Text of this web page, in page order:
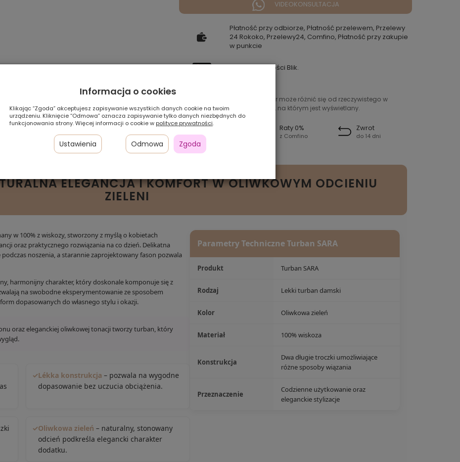
VIDEOKONSULTACJA
Płatność przy odbiorze, Płatność przelewem, Przelewy
24 Rokoko, Przelewy24, Comfino, Płatność przy zakupie
w punkcie
Szybkie płatności Blik.
Pamiętaj, że prezentowany kolor może różnić się od rzeczywistego w
zależności od ustawień sprzętu, na którym jest wyświetlany.
Szybka
dostawa
Raty 0%
z Comfino
Zwrot
do 14 dni
ELEGANCJA I KOMFORT W OLIWKOWYM ODCIENIU
ZIELENI
w 100% z wiskozy, stworzony z myślą o kobietach
oraz praktycznego rozwiązania na co dzień. Delikatna
noszenia, a starannie zaprojektowany fason pozwala
harmonijny charakter, który doskonale komponuje się z
na swobodne eksperymentowanie ze sposobem
dopasowanych do własnego stylu i okazji.
oraz eleganckiej oliwkowej tonacji tworzy turban, który
✓Lékka konstrukcja – pozwala na wygodne
dopasowanie bez uczucia obciążenia.
✓Oliwkowa zieleń – naturalny, stonowany
odcień podkreśla elegancki charakter
dodatku.
Parametry Techniczne Turban SARA
Produkt Turban SARA
Rodzaj Lekki turban damski
Kolor Oliwkowa zieleń
Materiał 100% wiskoza
Konstrukcja
Dwa długie troczki umożliwiające
różne sposoby wiązania
Przeznaczenie
Codzienne użytkowanie oraz
eleganckie stylizacje
Informacja o cookies
Klikając “Zgoda” akceptujesz zapisywanie wszystkich danych cookie na twoim
urządzeniu. Kliknięcie “Odmowa” oznacza zapisywanie tylko danych niezbędnych do
funkcjonowania strony. Więcej informacji o cookie w polityce prywatności.
Ustawienia Odmowa Zgoda